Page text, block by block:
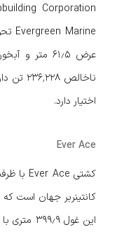
اختیار دارد.
Ever Ace